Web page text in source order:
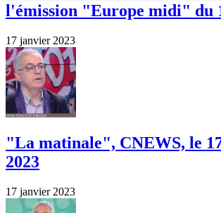
l'émission "Europe midi" du
17 janvier 2023
"La matinale", CNEWS, le
2023
17 janvier 2023